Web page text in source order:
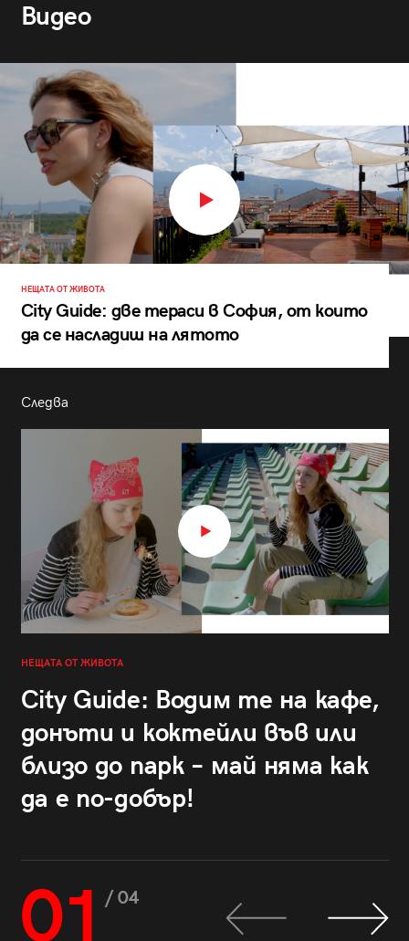
Видео
НЕЩАТА ОТ ЖИВОТА
City Guide: две тераси в София, от които
да се насладиш на лятото
Следва
НЕЩАТА ОТ ЖИВОТА
City Guide: Водим те на кафе,
донъти и коктейли във или
близо до парк – май няма как
да е по-добър!
01 / 04